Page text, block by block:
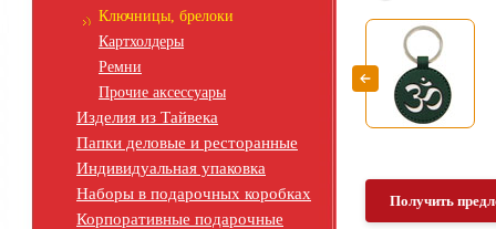
Ключницы, брелоки
Картхолдеры
Ремни
Прочие аксессуары
Изделия из Тайвека
Папки деловые и ресторанные
Индивидуальная упаковка
Наборы в подарочных коробках
Корпоративные подарочные
Получить